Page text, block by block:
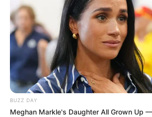
8 Kata Lucu Seputar Malam
Minggu ala Jomblo yang Bikin
Ngenes
BUZZ DAY
Meghan Markle's Daughter All Grown Up